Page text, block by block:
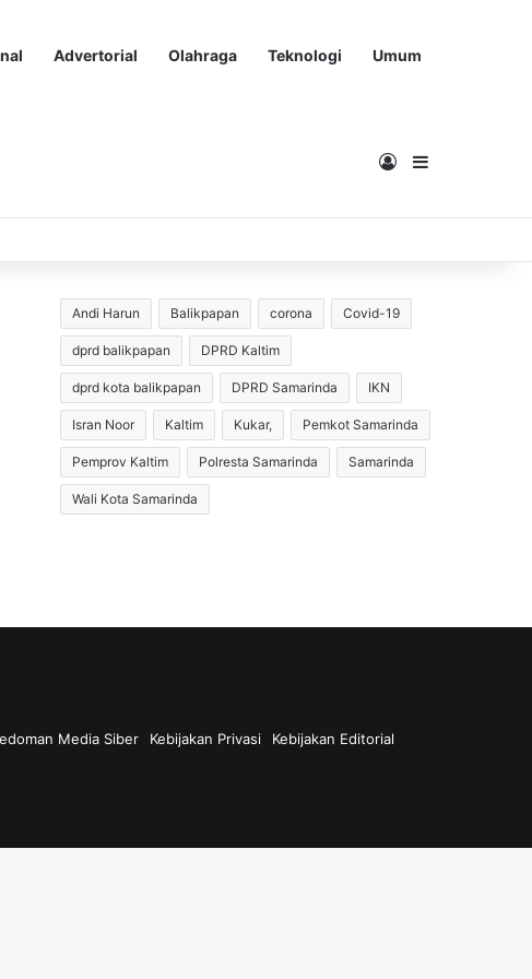
Advertorial Olahraga Teknologi Umum
Masuk
Andi Harun Balikpapan corona Covid-19
dprd balikpapan DPRD Kaltim
dprd kota balikpapan DPRD Samarinda IKN
Isran Noor Kaltim Kukar, Pemkot Samarinda
Pemprov Kaltim Polresta Samarinda Samarinda
Wali Kota Samarinda
Media Siber Kebijakan Privasi
Kebijakan Editorial